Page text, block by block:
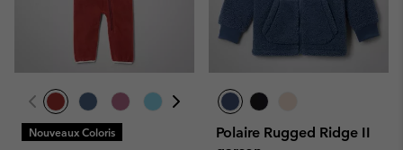
Nouveaux Coloris
Polaire Rugged Ridge II